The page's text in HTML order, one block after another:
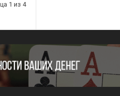
1 из 4